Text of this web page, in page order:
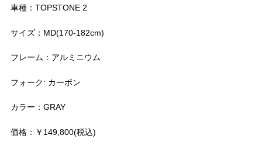
車種：TOPSTONE 2
サイズ：MD(170-182cm)
フレーム：アルミニウム
フォーク: カーボン
カラー：GRAY
価格：￥149,800(税込)